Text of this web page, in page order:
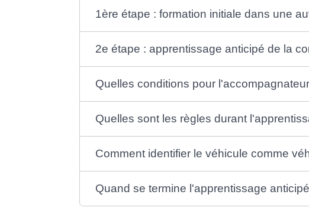
1ère étape : formation initiale dans une
2e étape : apprentissage anticipé de la
Quelles conditions pour
Quelles sont les règles durant
Comment identifier le véhicule comme
Quand se termine l'apprentissage